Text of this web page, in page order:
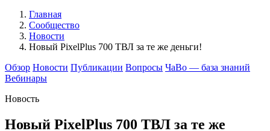
Главная
Сообщество
Новости
Новый PixelPlus 700 ТВЛ за те же деньги!
Обзор Новости Публикации Вопросы ЧаВо — база знаний
Вебинары
Новость
Новый PixelPlus 700 ТВЛ за те же